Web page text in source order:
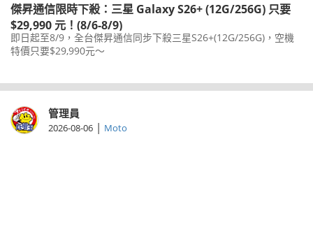
傑昇通信限時下殺：三星 Galaxy S26+ (12G/256G) 只要
$29,990 元！(8/6-8/9)
即日起至8/9，全台傑昇通信同步下殺三星S26+(12G/256G)，空機
特價只要$29,990元～
管理員
2026-08-06 | Moto